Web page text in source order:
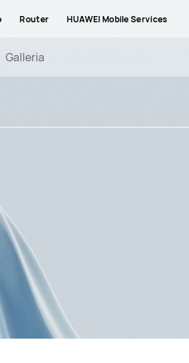
Router HUAWEI Mobile Services
Galleria